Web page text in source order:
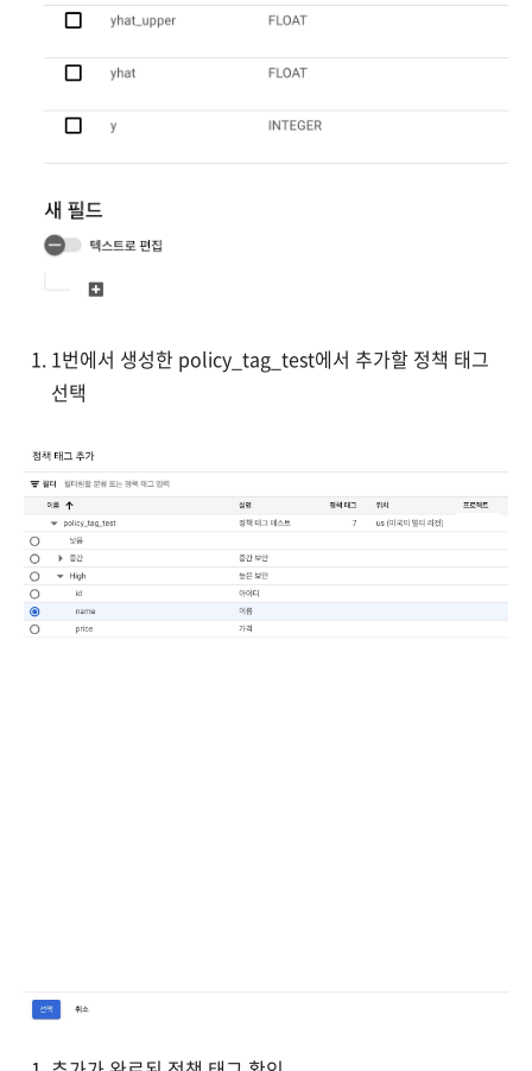
1번에서 생성한 policy_tag_test에서 추가할 정책 태그
선택